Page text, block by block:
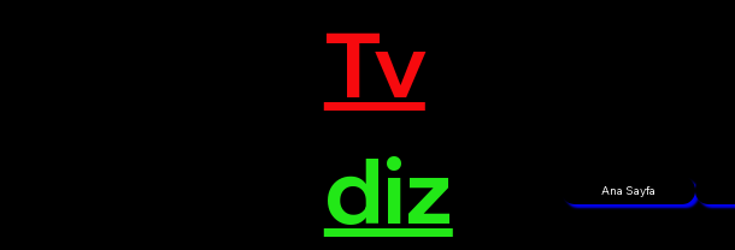
Tv
diz
Ana Sayfa